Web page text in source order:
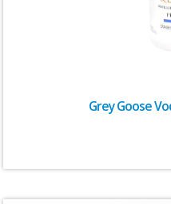
Grey Goose